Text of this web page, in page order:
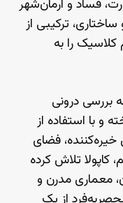
فساد و آرمان‌شهر
ترکیبی از
را به
بررسی درونی
و با استفاده از
فضای
کاپولا تلاش کرده
معماری مدرن و